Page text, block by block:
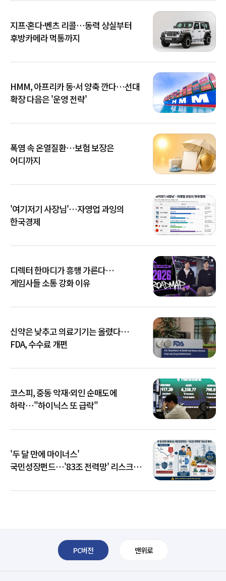
지프·혼다·벤츠 리콜…동력 상실부터
후방카메라 먹통까지
HMM, 아프리카 동·서 양축 깐다…선대
확장 다음은 '운영 전략'
폭염 속 온열질환…보험 보장은
어디까지
'여기저기 사장님'…자영업 과잉의
한국경제
디렉터 한마디가 흥행 가른다…
게임사들 소통 강화 이유
신약은 낮추고 의료기기는 올렸다…
FDA, 수수료 개편
코스피, 중동 악재·외인 순매도에
하락…"하이닉스 또 급락"
'두 달 만에 마이너스'
국민성장펀드…'83조 전력망' 리스크
PC버전 맨위로